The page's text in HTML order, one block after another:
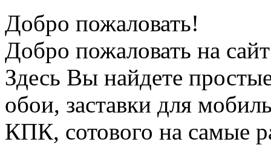
Добро пожаловать!
Добро пожаловать на
Здесь Вы найдете
обои, заставки для
КПК, сотового на самые